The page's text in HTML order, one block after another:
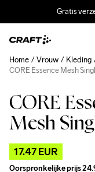
Gratis
CORE
Mesh
17.47 EUR
Oorspronkelijke prijs
Home Vrouw Kleding
CORE Essence Mesh
Outlet